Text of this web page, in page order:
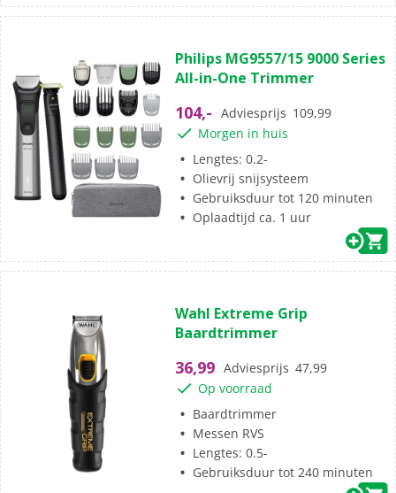
van
de
sterren.
94
beoordelingen
Philips MG9557/15 9000 Series
All-in-One Trimmer
104,- Adviesprijs 109,99
Morgen in huis
Lengtes: 0.2-
Olievrij snijsysteem
Gebruiksduur tot 120 minuten
Oplaadtijd ca. 1 uur
van
de
sterren.
Wahl Extreme Grip
Baardtrimmer
36,99 Adviesprijs 47,99
Op voorraad
Baardtrimmer
Messen RVS
Lengtes: 0.5-
Gebruiksduur tot 240 minuten